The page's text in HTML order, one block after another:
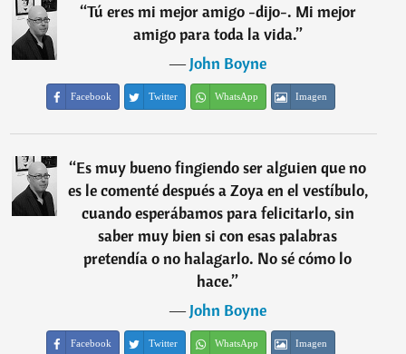
“Tú eres mi mejor amigo -dijo-. Mi mejor
amigo para toda la vida.”
―John Boyne
Facebook Twitter WhatsApp Imagen
“Es muy bueno fingiendo ser alguien que no
es le comenté después a Zoya en el vestíbulo,
cuando esperábamos para felicitarlo, sin
saber muy bien si con esas palabras
pretendía o no halagarlo. No sé cómo lo
hace.”
―John Boyne
Facebook Twitter WhatsApp Imagen